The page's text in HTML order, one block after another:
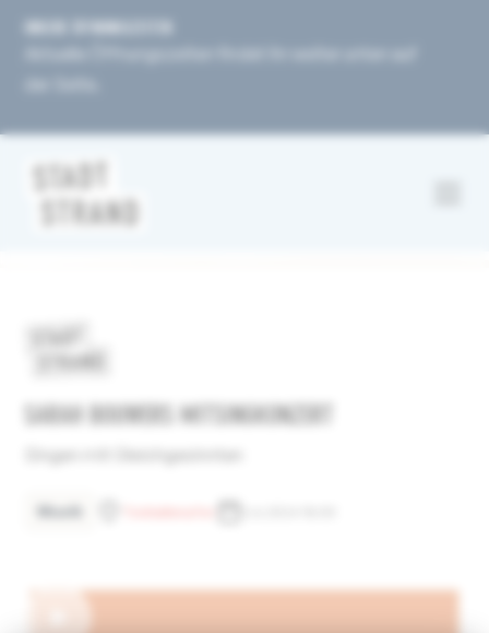
SARAH BOUWERS MITSINGKONZERT
Musik